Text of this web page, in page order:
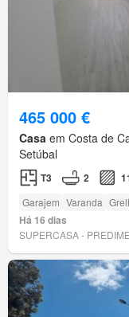
465 000 €
Casa em Costa de
Setúbal
T3 2
Garajem Varanda
Há 16 dias
SUPERCASA -